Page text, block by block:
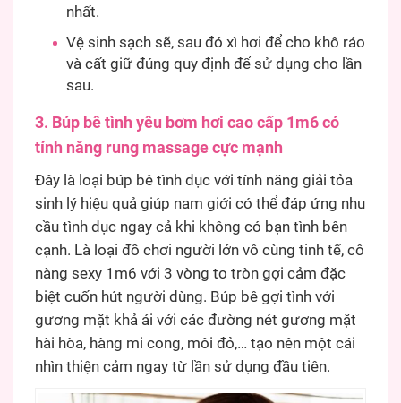
nhất.
Vệ sinh sạch sẽ, sau đó xì hơi để cho khô ráo
và cất giữ đúng quy định để sử dụng cho lần
sau.
3. Búp bê tình yêu bơm hơi cao cấp 1m6 có
tính năng rung massage cực mạnh
Đây là loại búp bê tình dục với tính năng giải tỏa
sinh lý hiệu quả giúp nam giới có thể đáp ứng nhu
cầu tình dục ngay cả khi không có bạn tình bên
cạnh. Là loại đồ chơi người lớn vô cùng tinh tế, cô
nàng sexy 1m6 với 3 vòng to tròn gợi cảm đặc
biệt cuốn hút người dùng. Búp bê gợi tình với
gương mặt khả ái với các đường nét gương mặt
hài hòa, hàng mi cong, môi đỏ,… tạo nên một cái
nhìn thiện cảm ngay từ lần sử dụng đầu tiên.